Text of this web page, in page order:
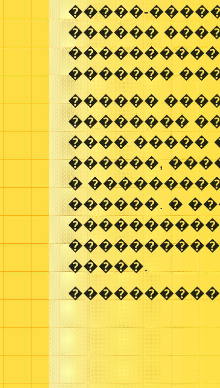
�����-
������
�������
������
��������
���� �����
������,
�
������. �
�����.